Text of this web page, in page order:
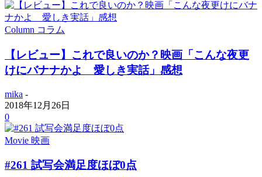
Column コラム
【レビュー】これで良いのか？映画「こんな夜更
けにバナナかよ 愛しき実話」感想
mika -
2018年12月26日
0
Movie 映画
#261 試写会満足度ほぼ0点